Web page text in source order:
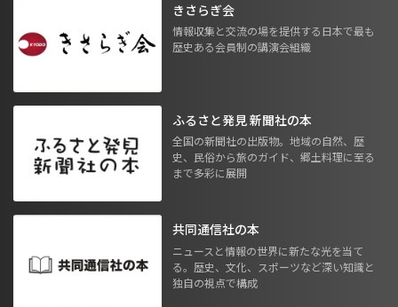
きさらぎ会
情報収集と交流の場を提供する日本で最も
歴史ある会員制の講演会組織
ふるさと発見 新聞社の本
全国の新聞社の出版物。地域の自然、歴
史、民俗から旅のガイド、郷土料理に至る
まで多彩に展開
共同通信社の本
ニュースと情報の世界に新たな光を当て
る。歴史、文化、スポーツなど深い知識と
独自の視点で構成